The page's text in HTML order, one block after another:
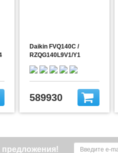
Daikin FVQ140C /
RZQG140L9V1/Y1
589930
предложения!